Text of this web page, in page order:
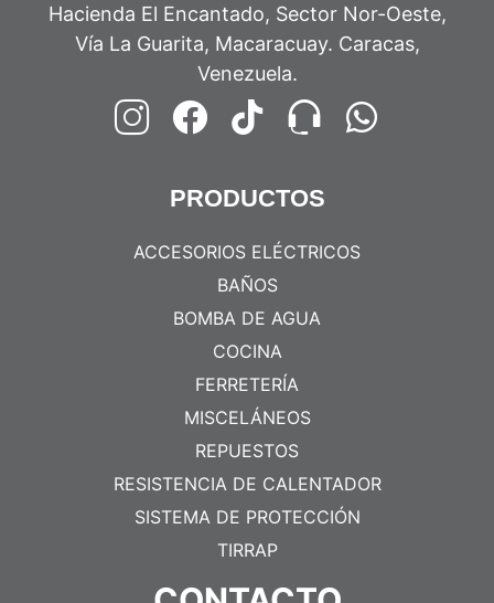
Hacienda El Encantado, Sector Nor-Oeste,
Vía La Guarita, Macaracuay. Caracas,
Venezuela.
PRODUCTOS
ACCESORIOS ELÉCTRICOS
BAÑOS
BOMBA DE AGUA
COCINA
FERRETERÍA
MISCELÁNEOS
REPUESTOS
RESISTENCIA DE CALENTADOR
SISTEMA DE PROTECCIÓN
TIRRAP